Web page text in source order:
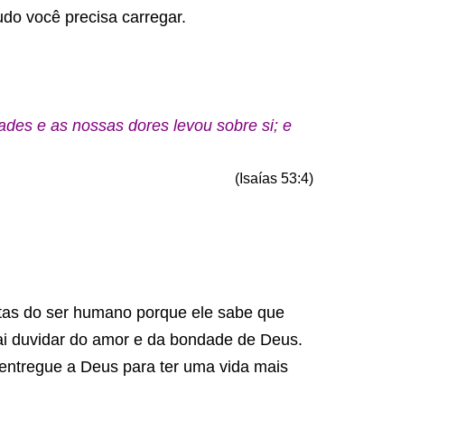
você precisa carregar.
e as nossas dores levou sobre si; e
(Isaías 53:4)
do ser humano porque ele sabe que
duvidar do amor e da bondade de Deus.
a Deus para ter uma vida mais